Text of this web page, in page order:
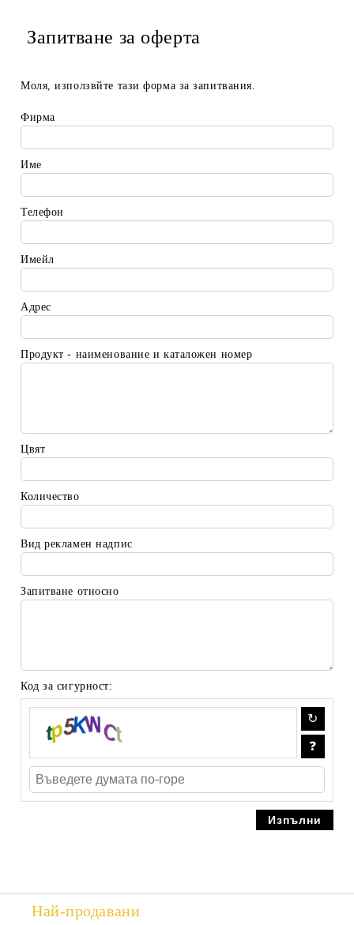
Запитване за оферта
Моля, използвйте тази форма за запитвания.
Фирма
Име
Телефон
Имейл
Адрес
Продукт - наименование и каталожен номер
Цвят
Количество
Вид рекламен надпис
Запитване относно
Код за сигурност:
Най-продавани